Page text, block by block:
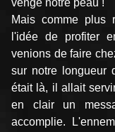
vengé notre peau !
Mais comme plus
l'idée de profiter
venions de faire
sur notre longueur
était là, il allait
en clair un
accomplie.